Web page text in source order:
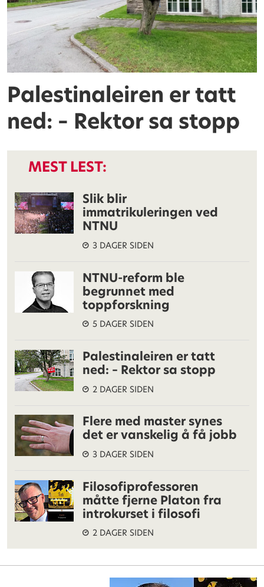
Palestinaleiren er tatt
ned: – Rektor sa stopp
MEST LEST:
Slik blir
immatrikuleringen ved
NTNU
3 DAGER SIDEN
NTNU-reform ble
begrunnet med
toppforskning
5 DAGER SIDEN
Palestinaleiren er tatt
ned: – Rektor sa stopp
2 DAGER SIDEN
Flere med master synes
det er vanskelig å få jobb
3 DAGER SIDEN
Filosofiprofessoren
måtte fjerne Platon fra
introkurset i filosofi
2 DAGER SIDEN